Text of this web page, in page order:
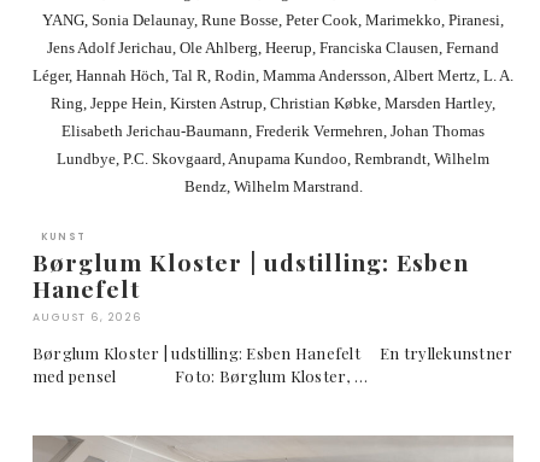
YANG, Sonia Delaunay, Rune Bosse, Peter Cook, Marimekko, Piranesi,
Jens Adolf Jerichau, Ole Ahlberg, Heerup, Franciska Clausen, Fernand
Léger, Hannah Höch, Tal R, Rodin, Mamma Andersson, Albert Mertz, L. A.
Ring, Jeppe Hein, Kirsten Astrup, Christian Købke, Marsden Hartley,
Elisabeth Jerichau-Baumann, Frederik Vermehren, Johan Thomas
Lundbye, P.C. Skovgaard, Anupama Kundoo, Rembrandt, Wilhelm
Bendz, Wilhelm Marstrand.
KUNST
Børglum Kloster | udstilling: Esben
Hanefelt
AUGUST 6, 2026
Børglum Kloster | udstilling: Esben Hanefelt En tryllekunstner
med pensel Foto: Børglum Kloster, …